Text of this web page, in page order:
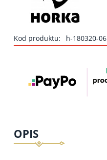
Kod produktu: h-180320-06
OPIS